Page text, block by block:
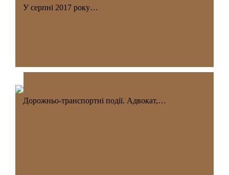
У серпні 2017 року…
Дорожньо-транспортні події. Адвокат,…